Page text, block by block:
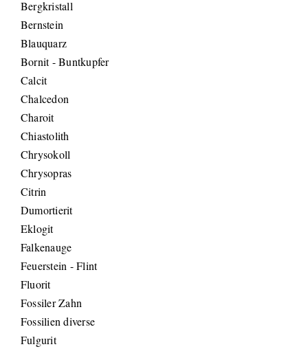
Bergkristall
Bernstein
Blauquarz
Bornit - Buntkupfer
Calcit
Chalcedon
Charoit
Chiastolith
Chrysokoll
Chrysopras
Citrin
Dumortierit
Eklogit
Falkenauge
Feuerstein - Flint
Fluorit
Fossiler Zahn
Fossilien diverse
Fulgurit